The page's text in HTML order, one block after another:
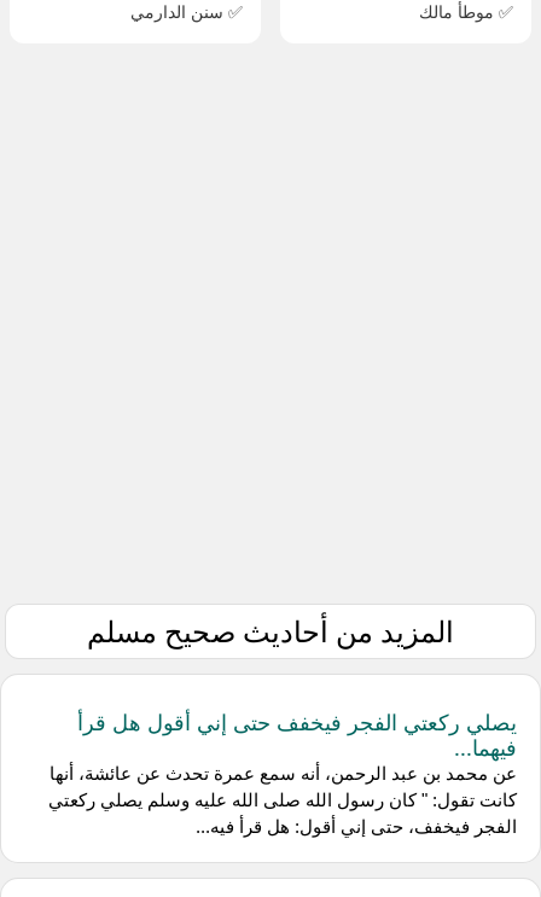
✅ موطأ مالك ✅ سنن الدارمي
المزيد من أحاديث صحيح مسلم
يصلي ركعتي الفجر فيخفف حتى إني أقول هل قرأ
فيهما...
عن محمد بن عبد الرحمن، أنه سمع عمرة تحدث عن عائشة، أنها
كانت تقول: " كان رسول الله صلى الله عليه وسلم يصلي ركعتي
الفجر فيخفف، حتى إني أقول: هل قرأ فيه...